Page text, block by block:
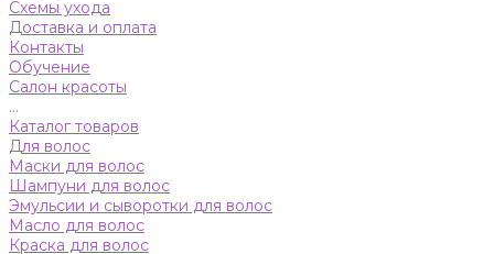
Схемы ухода
Доставка и оплата
Контакты
Обучение
Салон красоты
...
Каталог товаров
Для волос
Маски для волос
Шампуни для волос
Эмульсии и сыворотки для волос
Масло для волос
Краска для волос